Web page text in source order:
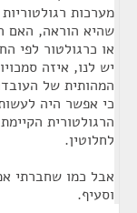
מערכות
שהיא הוראה, האם
או כרגולטור לפי
יש לנו, איזה
המהותית של
כי אפשר היה
הרגולטורית
לחלוטין.
אבל כמו שחברתי
וסעיף.